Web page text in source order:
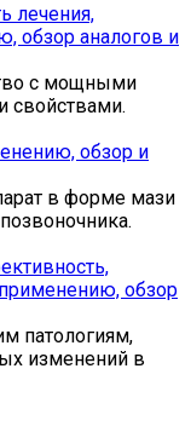
лечения,
обзор аналогов и
с мощными
свойствами.
обзор и
в форме мази
обзор
патологиям,
изменений в